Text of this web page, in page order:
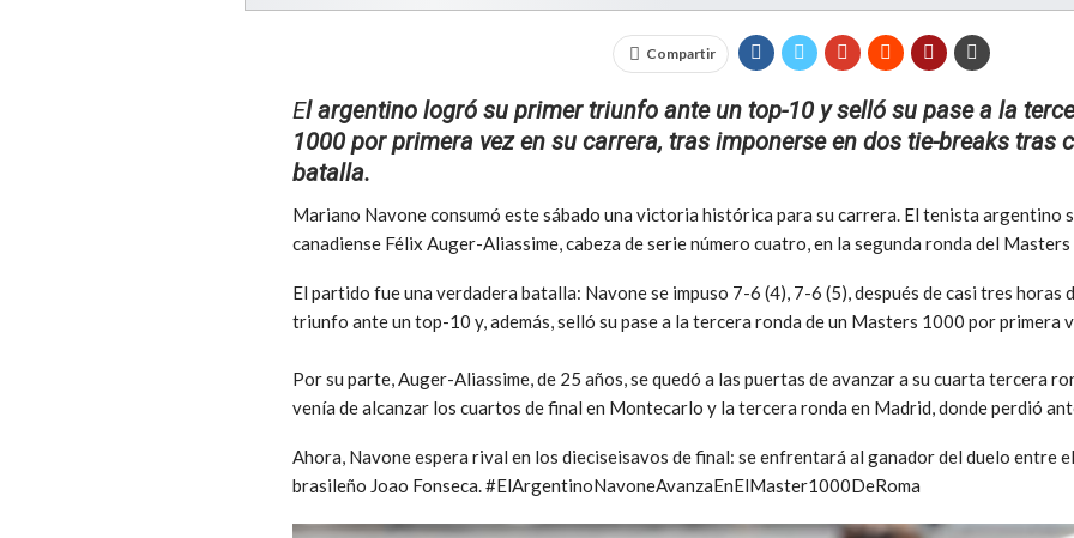
Compartir
El argentino logró su primer triunfo ante un top-10 y selló su pase a la
1000 por primera vez en su carrera, tras imponerse en dos tie-breaks tras
batalla.
Mariano Navone consumó este sábado una victoria histórica para su carrera. El tenista argentino
canadiense Félix Auger-Aliassime, cabeza de serie número cuatro, en la segunda ronda del
El partido fue una verdadera batalla: Navone se impuso 7-6 (4), 7-6 (5), después de casi tres horas
triunfo ante un top-10 y, además, selló su pase a la tercera ronda de un Masters 1000 por primera
Por su parte, Auger-Aliassime, de 25 años, se quedó a las puertas de avanzar a su cuarta tercera
venía de alcanzar los cuartos de final en Montecarlo y la tercera ronda en Madrid, donde perdió
Ahora, Navone espera rival en los dieciseisavos de final: se enfrentará al ganador del duelo entre
brasileño Joao Fonseca. #ElArgentinoNavoneAvanzaEnElMaster1000DeRoma